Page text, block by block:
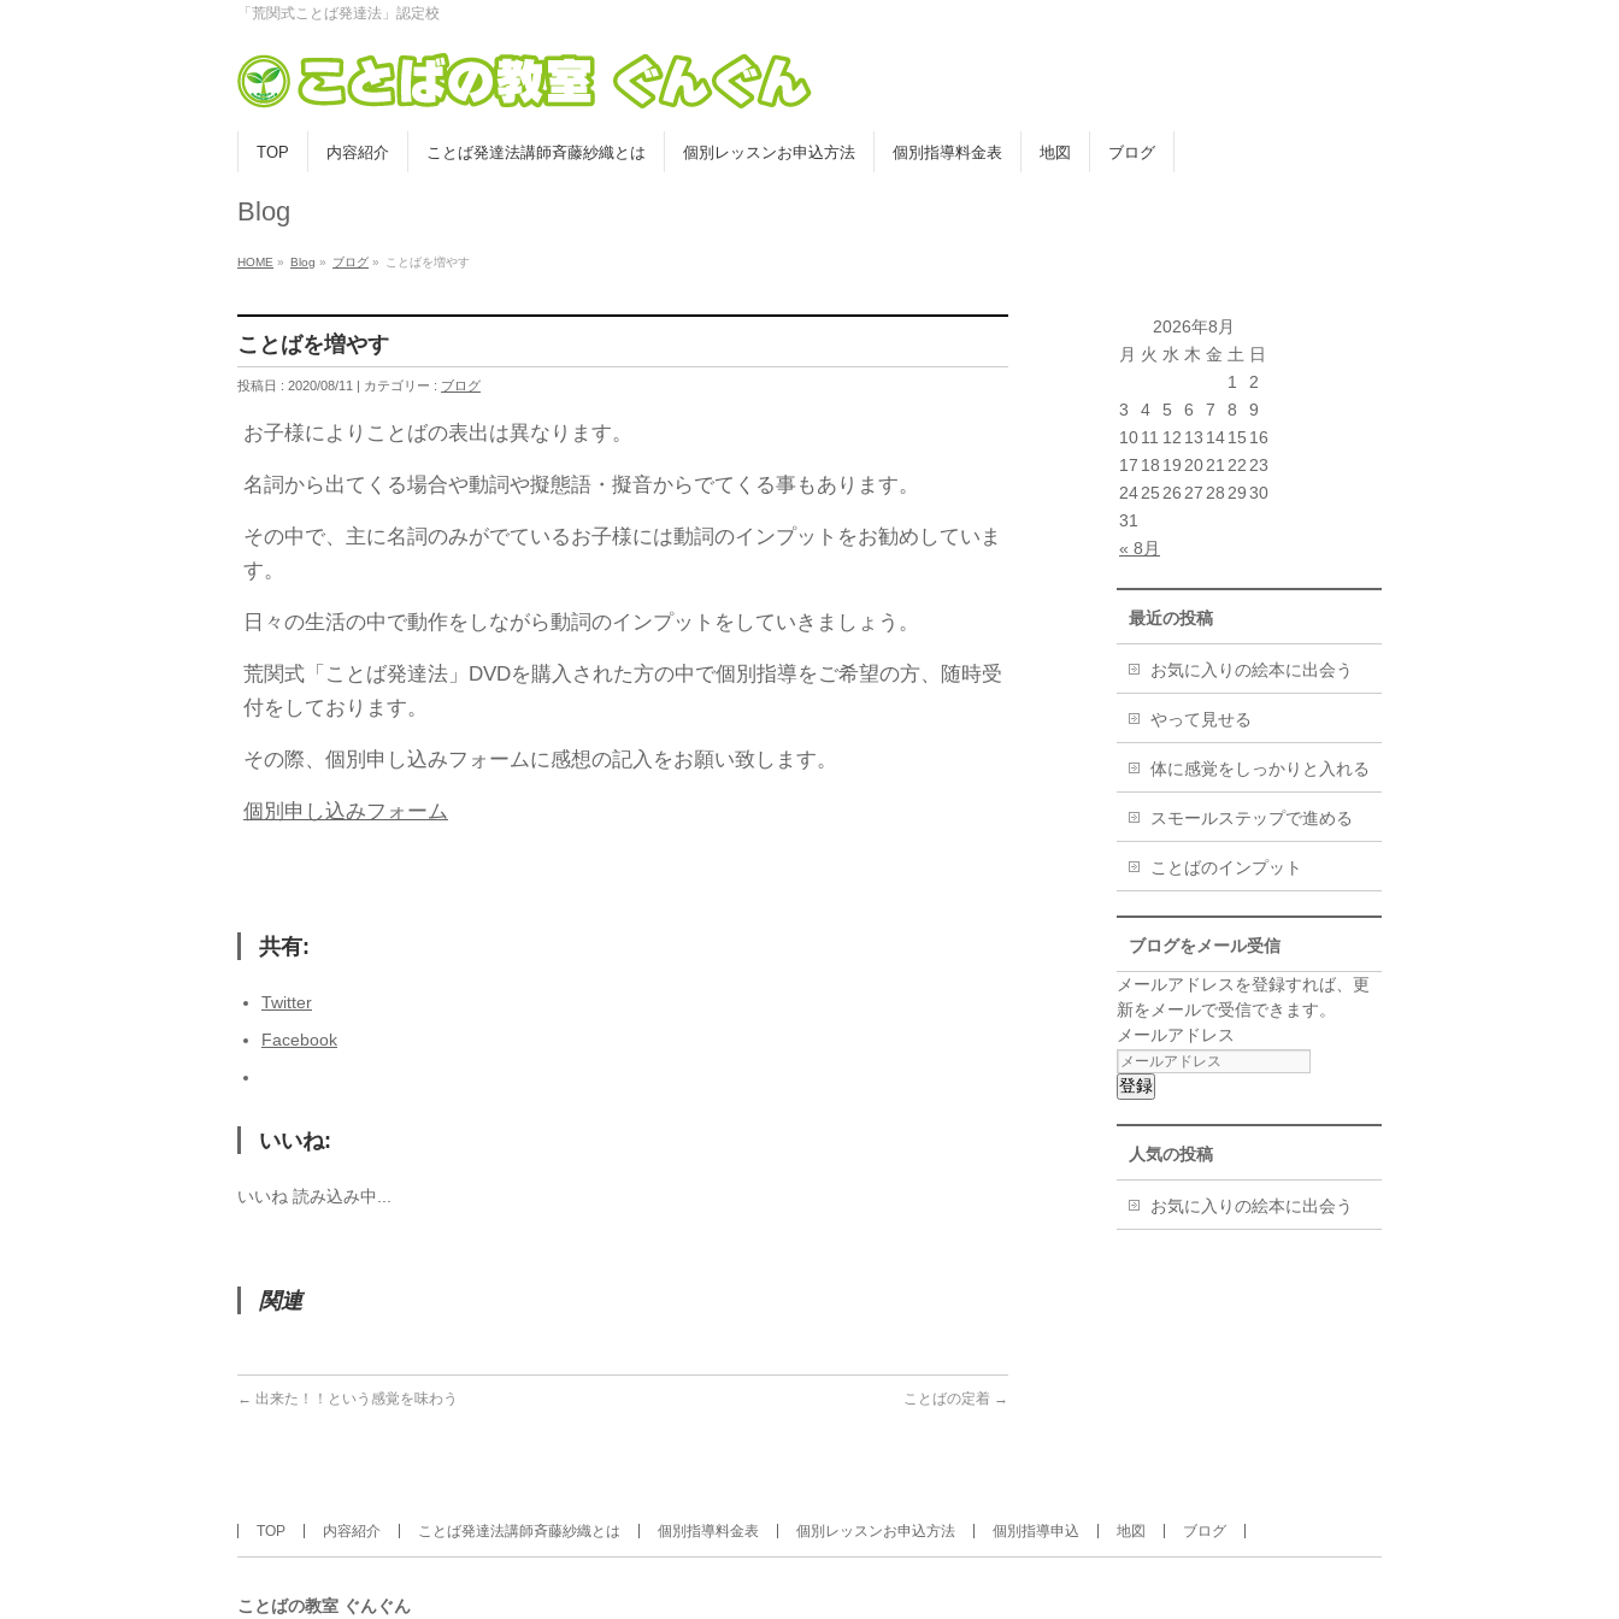
「荒関式ことば発達法」認定校
TOP 内容紹介 ことば発達法講師斉藤紗織とは 個別レッスンお申込方法 個別指導料金表 地図 ブログ
Blog
HOME » Blog » ブログ » ことばを増やす
ことばを増やす
投稿日 : 2020/08/11 | カテゴリー : ブログ
お子様によりことばの表出は異なります。
名詞から出てくる場合や動詞や擬態語・擬音からでてくる事もあります。
その中で、主に名詞のみがでているお子様には動詞のインプットをお勧めしていま
す。
日々の生活の中で動作をしながら動詞のインプットをしていきましょう。
荒関式「ことば発達法」DVDを購入された方の中で個別指導をご希望の方、随時受
付をしております。
その際、個別申し込みフォームに感想の記入をお願い致します。
個別申し込みフォーム
共有:
Twitter
Facebook
いいね:
いいね 読み込み中...
関連
← 出来た！！という感覚を味わう ことばの定着 →
2026年8月
月 火 水 木 金 土 日
« 8月
1
2
3
4 5 6 7 8
9
1011 12 13 1415 16
17 18 19 2021 22 23
2425 26 27 28 2930
31
最近の投稿
お気に入りの絵本に出会う
やって見せる
体に感覚をしっかりと入れる
スモールステップで進める
ことばのインプット
ブログをメール受信
メールアドレスを登録すれば、更
新をメールで受信できます。
メールアドレス
登録
人気の投稿
お気に入りの絵本に出会う
TOP 内容紹介 ことば発達法講師斉藤紗織とは 個別指導料金表 個別レッスンお申込方法 個別指導申込 地図 ブログ
ことばの教室 ぐんぐん